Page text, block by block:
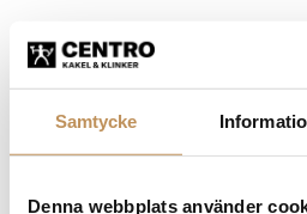
Samtycke
Denna webbplats använder